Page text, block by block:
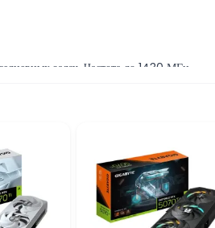
задач. Частота до 1430 МГц
Небольшие размеры позволяют